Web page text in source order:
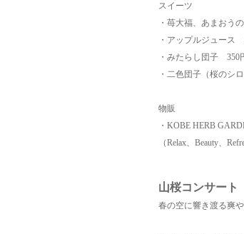
スイーツ
・苺大福、あまおう
・アップルジュース
・みたらし団子 350
・二色団子（桜のシ
物販
・KOBE HERB
（Relax、Beauty、
山桜コンサート
春の空に響き渡る爽